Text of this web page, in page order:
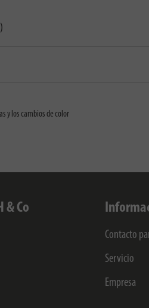
y los cambios de color
& Co
Contacto
Servicio
Empresa